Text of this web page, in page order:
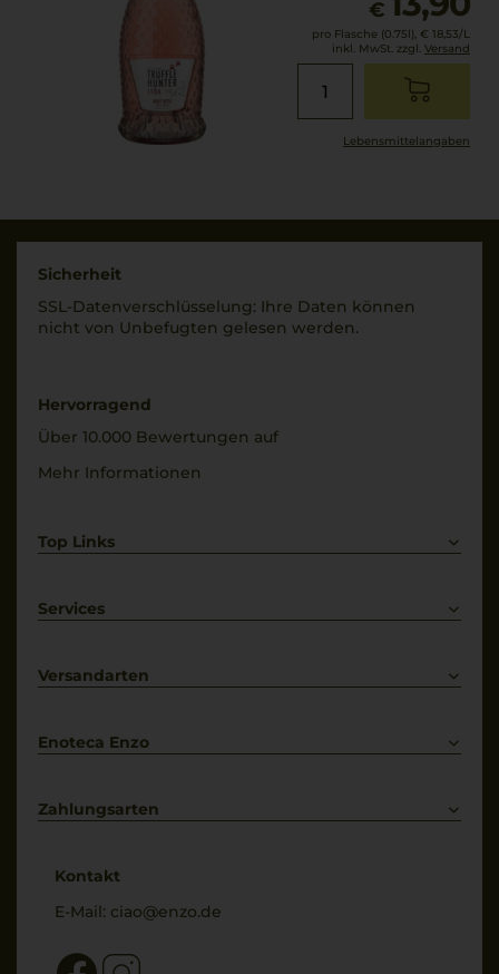
€
pro Flasche (0.75l), € 18,53/L
inkl. MwSt. zzgl. Versand
Lebensmittel­angaben
Sicherheit
SSL-Daten­verschlüs­selung: Ihre Daten können
nicht von Unbe­fugten gelesen werden.
Hervorragend
Über 10.000 Bewertungen auf
Mehr Informationen
Top Links
Weißwein
Services
Kontakt
Versandarten
Enoteca Enzo
Bewertungs-Richtlinien
Zahlungsarten
Kontakt
E-Mail: ciao@enzo.de